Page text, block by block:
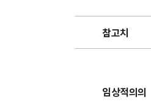
참고치
임상적의의